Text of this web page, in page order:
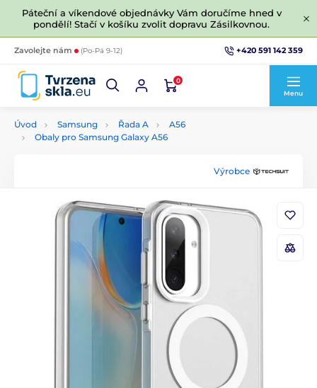
Páteční a víkendové objednávky Vám doručíme hned v
pondělí! Stačí v košíku zvolit dopravu Zásilkovnou.
Zavolejte nám (Po-Pá 9-12) +420 591 142 359
0
Menu
Úvod Samsung Řada A
A56
Obaly pro Samsung Galaxy A56
Výrobce